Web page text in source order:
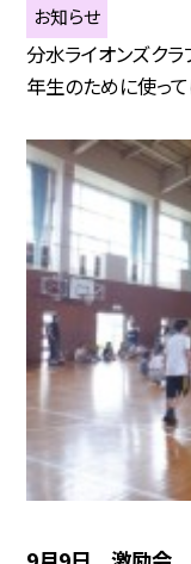
お知らせ
分水ライオンズク
年生のために使っ